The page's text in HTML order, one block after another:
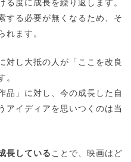
度に成長を繰り返します。
する必要が無くなるため、そ
れます。
対し大抵の人が「ここを改良
。
品」に対し、今の成長した自
アイディアを思いつくのは当
長している ことで、映画はど